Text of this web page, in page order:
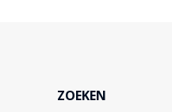
ZOEKEN